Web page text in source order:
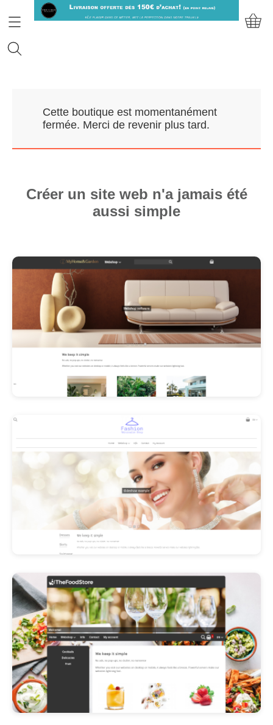
Prendre RDV
Nos Marques
Contact
E-Boutique
Les Promos!
Polishangel Belgium
Cette boutique est momentanément
fermée. Merci de revenir plus tard.
Créer un site web n'a jamais été
aussi simple